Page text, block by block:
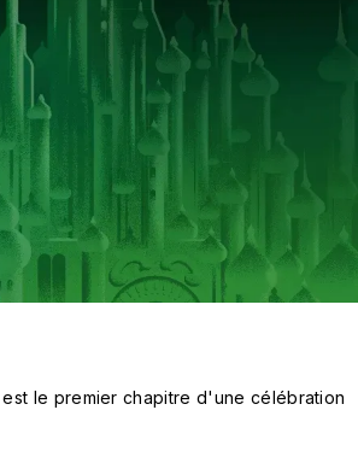
le premier chapitre d'une célébration